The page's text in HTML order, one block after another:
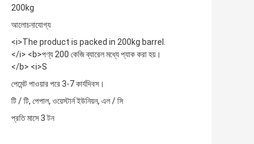
200kg
আলোচনাযোগ্য
<i>The product is packed in 200kg barrel.
</i> <b>পণ্য 200 কেজি ব্যারেল মধ্যে প্যাক করা হয়।
</b> <i>S
পেমেন্ট পাওয়ার পরে 3-7 কার্যদিবস।
টি / টি, পেপাল, ওয়েস্টার্ন ইউনিয়ন, এল / সি
প্রতি মাসে 3 টন